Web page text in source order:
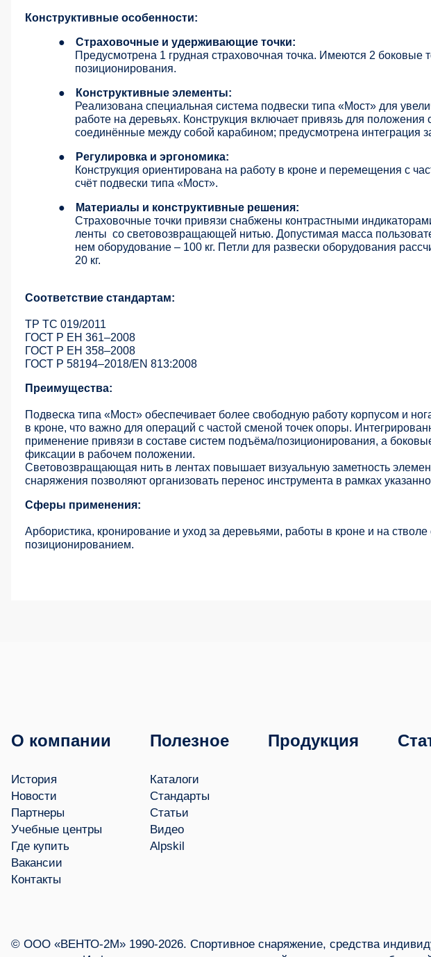
Конструктивные особенности:
●
Страховочные и удерживающие точки:
Предусмотрена 1 грудная страховочная точка. Имеются 2 боковые
позиционирования.
●
Конструктивные элементы:
Реализована специальная система подвески типа «Мост» для
работе на деревьях. Конструкция включает привязь для
соединённые между собой карабином; предусмотрена интеграция
●
Регулировка и эргономика:
Конструкция ориентирована на работу в кроне и перемещения с
счёт подвески типа «Мост».
●
Материалы и конструктивные решения:
Страховочные точки привязи снабжены контрастными
ленты со световозвращающей нитью. Допустимая масса
нем оборудование – 100 кг. Петли для развески оборудования
20 кг.
Соответствие стандартам:
ТР ТС 019/2011
ГОСТ Р ЕН 361–2008
ГОСТ Р ЕН 358–2008
ГОСТ Р 58194–2018/EN 813:2008
Преимущества:
Подвеска типа «Мост» обеспечивает более свободную работу корпусом и
в кроне, что важно для операций с частой сменой точек опоры.
применение привязи в составе систем подъёма/позиционирования, а
фиксации в рабочем положении.
Световозвращающая нить в лентах повышает визуальную заметность
снаряжения позволяют организовать перенос инструмента в рамках
Сферы применения:
Арбористика, кронирование и уход за деревьями, работы в кроне и на
позиционированием.
О компании
История
Новости
Партнеры
Учебные центры
Где купить
Вакансии
Контакты
Полезное
Каталоги
Стандарты
Статьи
Видео
Alpskil
Продукция
© ООО «ВЕНТО-2М» 1990-2026. Спортивное снаряжение, средства